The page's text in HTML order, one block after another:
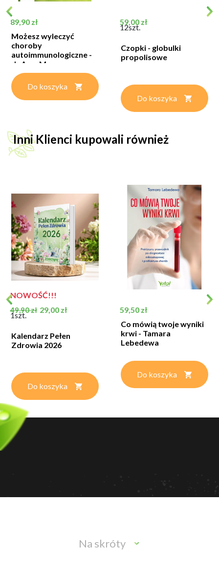
Cena
89,90 zł
Możesz wyleczyć
choroby
autoimmunologiczne -
dr Amy Myers
Do koszyka
Cena
59,00 zł
12szt.
Czopki - globulki
propolisowe
Do koszyka
Inni Klienci kupowali również
NOWOŚĆ!!!
Cena podstawowa
49,90 zł Cena
29,00 zł
1szt.
Kalendarz Pełen
Zdrowia 2026
Do koszyka
Cena
59,50 zł
Co mówią twoje wyniki
krwi - Tamara
Lebedewa
Do koszyka
Na skróty